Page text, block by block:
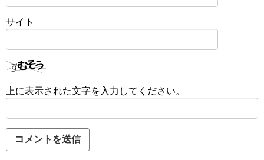
サイト
上に表示された文字を入力してください。